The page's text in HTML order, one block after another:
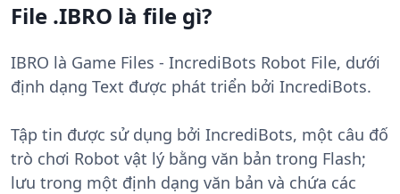
File .IBRO là file gì?
IBRO là Game Files - IncrediBots Robot File, dưới
định dạng Text được phát triển bởi IncrediBots.
Tập tin được sử dụng bởi IncrediBots, một câu đố
trò chơi Robot vật lý bằng văn bản trong Flash;
lưu trong một định dạng văn bản và chứa các